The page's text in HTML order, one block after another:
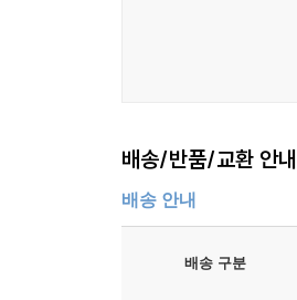
배송/반품/교환 안내
배송 안내
배송 구분